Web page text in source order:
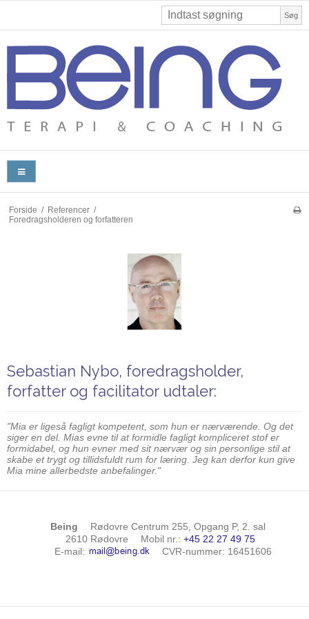
Søg
Forside / Referencer /
Foredragsholderen og forfatteren
Sebastian Nybo, foredragsholder,
forfatter og facilitator udtaler:
"Mia er ligeså fagligt kompetent, som hun er nærværende. Og det
siger en del. Mias evne til at formidle fagligt kompliceret stof er
formidabel, og hun evner med sit nærvær og sin personlige stil at
skabe et trygt og tillidsfuldt rum for læring. Jeg kan derfor kun give
Mia mine allerbedste anbefalinger."
Being
Rødovre Centrum 255, Opgang P, 2. sal
2610 Rødovre
Mobil nr. : +45 22 27 49 75
E-mail: CVR-nummer: 16451606